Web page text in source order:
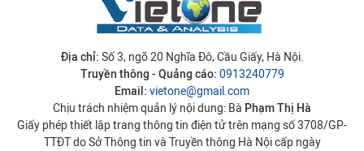
Địa chỉ: Số 3, ngõ 20 Nghĩa Đô, Cầu Giấy, Hà Nội.
Truyền thông - Quảng cáo: 0913240779
Email: vietone@gmail.com
Chịu trách nhiệm quản lý nội dung: Bà Phạm Thị Hà
Giấy phép thiết lập trang thông tin điện tử trên mạng số 3708/GP-
TTĐT do Sở Thông tin và Truyền thông Hà Nội cấp ngày